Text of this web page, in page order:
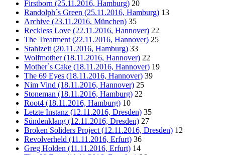
Firstborn (25.11.2016, Hamburg) 20
Randolph´s Green (25.11.2016, Hamburg) 13
Archive (23.11.2016, München) 35
Reckless Love (22.11.2016, Hannover) 22
The Treatment (22.11.2016, Hannover) 25
Stahlzeit (20.11.2016, Hamburg) 33
Wolfmother (18.11.2016, Hannover) 22
Mother`s Cake (18.11.2016, Hannover) 19
The 69 Eyes (18.11.2016, Hannover) 39
Nim Vind (18.11.2016, Hannover) 25
Stoneman (18.11.2016, Hamburg) 22
Root4 (18.11.2016, Hamburg) 10
Letzte Instanz (12.11.2016, Dresden) 35
Sündenklang (12.11.2016, Dresden) 27
Broken Soliders Project (12.11.2016, Dresden) 12
Revolverheld (11.11.2016, Erfurt) 36
Greg Holden (11.11.2016, Erfurt) 14